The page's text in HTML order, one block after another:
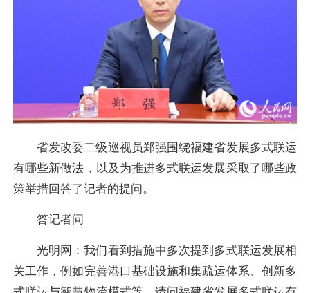
省发改委二级巡视员郑强围绕福建省发展多式联运
有哪些新做法，以及为推进多式联运发展采取了哪些政
策举措回答了记者的提问。
答记者问
光明网：我们看到措施中多次提到多式联运发展相
关工作，例如完善港口基础设施和集疏运体系、创新多